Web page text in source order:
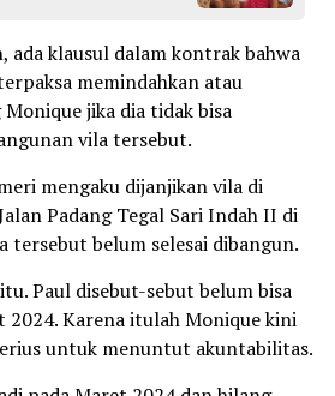
ada klausul dalam kontrak bahwa
memindahkan atau
jika dia tidak bisa
vila tersebut.
mengaku dijanjikan vila di
Padang Tegal Sari Indah II di
tersebut belum selesai dibangun.
Paul disebut-sebut belum bisa
2024. Karena itulah Monique kini
untuk menuntut akuntabilitas.